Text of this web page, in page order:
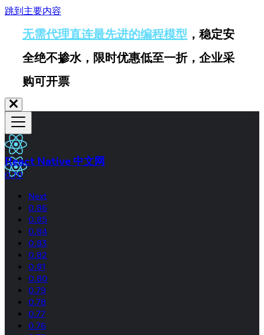
跳到主要内容
无需代理直连最先进的编程模型 ，稳定安
全绝不掺水，限时优惠低至一折，企业采
购可开票
React Native 中文网
0.70
Next
0.86
0.85
0.84
0.83
0.82
0.81
0.80
0.79
0.78
0.77
0.76